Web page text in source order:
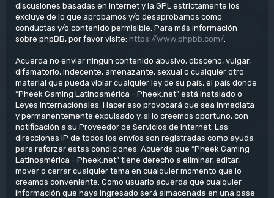
discusiones basadas en Internet y la GPL estrictamente los
excluye de lo que aprobamos y/o desaprobamos como
conductas y/o contenido permisible. Para más información
sobre phpBB, por favor visite: https://www.phpbb.com/
Acuerda no enviar ningun contenido abusivo, obsceno, vulgar,
difamatorio, indecente, amenazante, sexual o cualquier otro
material que pueda violar cualquier ley de su país, el país donde
“Pheek Gaming Latinoamérica - Pheek.net” está instalado o
Leyes Internacionales. Hacer eso provocará que sea inmediata
y permanentemente expulsado y, si lo creemos oportuno, con
notificación a su Proveedor de Servicios de Internet. Las
direcciones IP de todos los envíos son registradas como ayuda
para reforzar estas condiciones. Acuerda que “Pheek Gaming
Latinoamérica - Pheek.net” tiene derecho a eliminar, editar,
mover o cerrar cualquier tema en cualquier momento que lo
creamos conveniente. Como usuario acuerda que cualquier
información que haya ingresado será almacenada en una base